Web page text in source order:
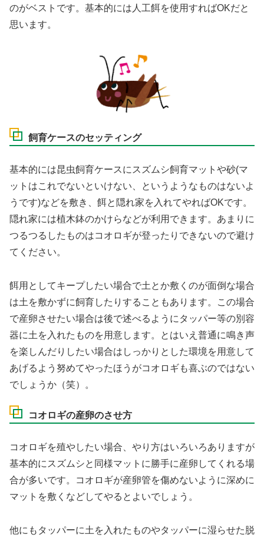
のがベストです。基本的には人工餌を使用すればOKだと
思います。
飼育ケースのセッティング
基本的には昆虫飼育ケースにスズムシ飼育マットや砂(マ
ットはこれでないといけない、というようなものはないよ
うです)などを敷き、餌と隠れ家を入れてやればOKです。
隠れ家には植木鉢のかけらなどが利用できます。あまりに
つるつるしたものはコオロギが登ったりできないので避け
てください。
餌用としてキープしたい場合で土とか敷くのが面倒な場合
は土を敷かずに飼育したりすることもあります。この場合
で産卵させたい場合は後で述べるようにタッパー等の別容
器に土を入れたものを用意します。とはいえ普通に鳴き声
を楽しんだりしたい場合はしっかりとした環境を用意して
あげるよう努めてやったほうがコオロギも喜ぶのではない
でしょうか（笑）。
コオロギの産卵のさせ方
コオロギを殖やしたい場合、やり方はいろいろありますが
基本的にスズムシと同様マットに勝手に産卵してくれる場
合が多いです。コオロギが産卵管を傷めないように深めに
マットを敷くなどしてやるとよいでしょう。
他にもタッパーに土を入れたものやタッパーに湿らせた脱